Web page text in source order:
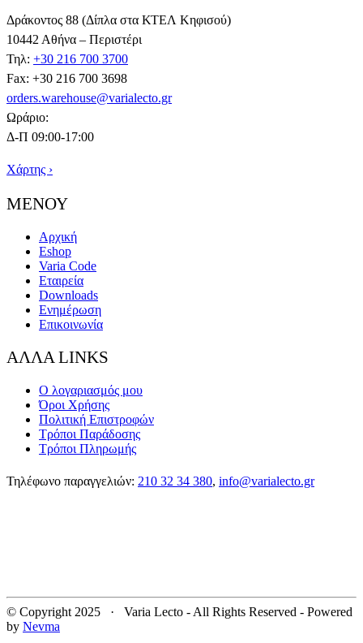
Δράκοντος 88 (Δίπλα στα ΚΤΕΛ Κηφισού)
10442 Αθήνα – Περιστέρι
Τηλ: +30 216 700 3700
Fax: +30 216 700 3698
orders.warehouse@varialecto.gr
Ωράριο:
Δ-Π 09:00-17:00
Χάρτης ›
ΜΕΝΟΥ
Αρχική
Eshop
Varia Code
Εταιρεία
Downloads
Ενημέρωση
Επικοινωνία
ΑΛΛΑ LINKS
Ο λογαριασμός μου
Όροι Χρήσης
Πολιτική Επιστροφών
Τρόποι Παράδοσης
Τρόποι Πληρωμής
Τηλέφωνο παραγγελιών: 210 32 34 380, info@varialecto.gr
© Copyright 2025 · Varia Lecto - All Rights Reserved - Powered
by Nevma